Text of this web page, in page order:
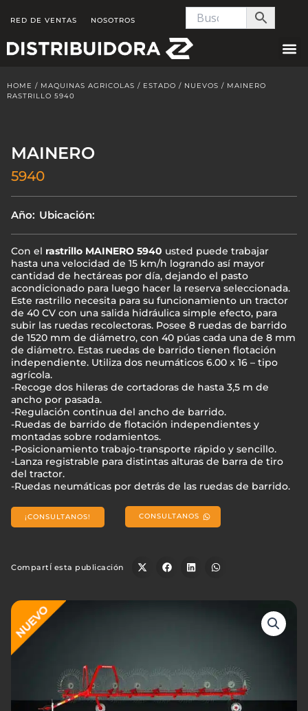
content
RED DE VENTAS NOSOTROS
HOME / MAQUINAS AGRICOLAS / ESTADO / NUEVOS / MAINERO
RASTRILLO 5940
MAINERO
5940
Año: Ubicación:
Con el rastrillo MAINERO 5940 usted puede trabajar
hasta una velocidad de 15 km/h logrando así mayor
cantidad de hectáreas por día, dejando el pasto
acondicionado para luego hacer la reserva seleccionada.
Este rastrillo necesita para su funcionamiento un tractor
de 40 CV con una salida hidráulica simple efecto, para
subir las ruedas recolectoras. Posee 8 ruedas de barrido
de 1520 mm de diámetro, con 40 púas cada una de 8 mm
de diámetro. Estas ruedas de barrido tienen flotación
independiente. Utiliza dos neumáticos 6.00 x 16 – tipo
agrícola.
-Recoge dos hileras de cortadoras de hasta 3,5 m de
ancho por pasada.
-Regulación continua del ancho de barrido.
-Ruedas de barrido de flotación independientes y
montadas sobre rodamientos.
-Posicionamiento trabajo-transporte rápido y sencillo.
-Lanza registrable para distintas alturas de barra de tiro
del tractor.
-Ruedas neumáticas por detrás de las ruedas de barrido.
¡CONSULTANOS! CONSULTANOS
CompartÍ esta publicación